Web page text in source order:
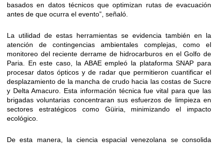
basados en datos técnicos que optimizan rutas de evacuación
antes de que ocurra el evento”, señaló.
La utilidad de estas herramientas se evidencia también en la
atención de contingencias ambientales complejas, como el
monitoreo del reciente derrame de hidrocarburos en el Golfo de
Paria. En este caso, la ABAE empleó la plataforma SNAP para
procesar datos ópticos y de radar que permitieron cuantificar el
desplazamiento de la mancha de crudo hacia las costas de Sucre
y Delta Amacuro. Esta información técnica fue vital para que las
brigadas voluntarias concentraran sus esfuerzos de limpieza en
sectores estratégicos como Güiria, minimizando el impacto
ecológico.
De esta manera, la ciencia espacial venezolana se consolida